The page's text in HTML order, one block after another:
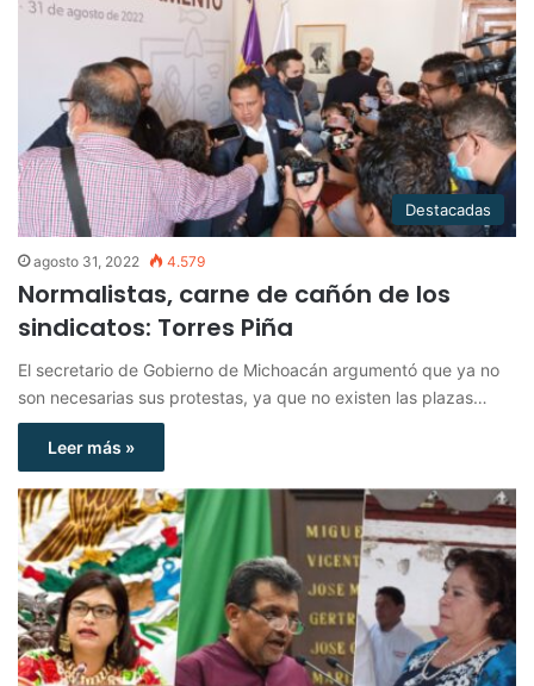
Destacadas
agosto 31, 2022 4.579
Normalistas, carne de cañón de los
sindicatos: Torres Piña
El secretario de Gobierno de Michoacán argumentó que ya no
son necesarias sus protestas, ya que no existen las plazas…
Leer más »